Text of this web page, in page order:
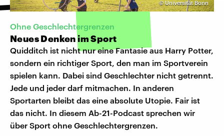
©Universität Bonn
Ohne Geschlechtergrenzen
Neues Denken im Sport
Quidditch ist nicht nur eine Fantasie aus Harry Potter,
sondern ein richtiger Sport, den man im Sportverein
spielen kann. Dabei sind Geschlechter nicht getrennt.
Jede und jeder darf mitmachen. In anderen
Sportarten bleibt das eine absolute Utopie. Fair ist
das nicht. In diesem Ab-21-Podcast sprechen wir
über Sport ohne Geschlechtergrenzen.